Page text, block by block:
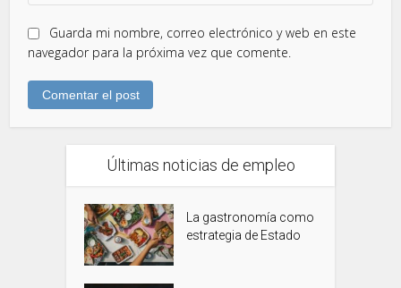
Guarda mi nombre, correo electrónico y web en este
navegador para la próxima vez que comente.
Últimas noticias de empleo
La gastronomía como
estrategia de Estado